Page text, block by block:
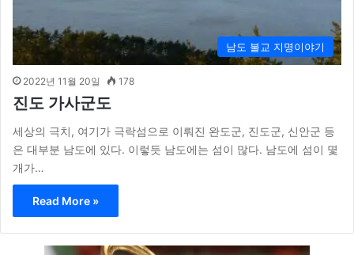
남도 불교 지명이야기
2022년 11월 20일 178
진도 가사군도
세상의 극치, 여기가 극락섬으로 이뤄진 완도군, 진도군, 신안군 등
은 대부분 남도에 있다. 이렇듯 남도에는 섬이 많다. 남도에 섬이 몇
개가…
Read More »